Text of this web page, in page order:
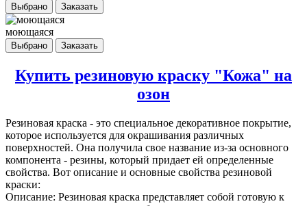
Выбрано Заказать
моющаяся
Выбрано Заказать
Купить резиновую краску "Кожа" на
озон
Резиновая краска - это специальное декоративное покрытие,
которое используется для окрашивания различных
поверхностей. Она получила свое название из-за основного
компонента - резины, который придает ей определенные
свойства. Вот описание и основные свойства резиновой
краски:
Описание: Резиновая краска представляет собой готовую к